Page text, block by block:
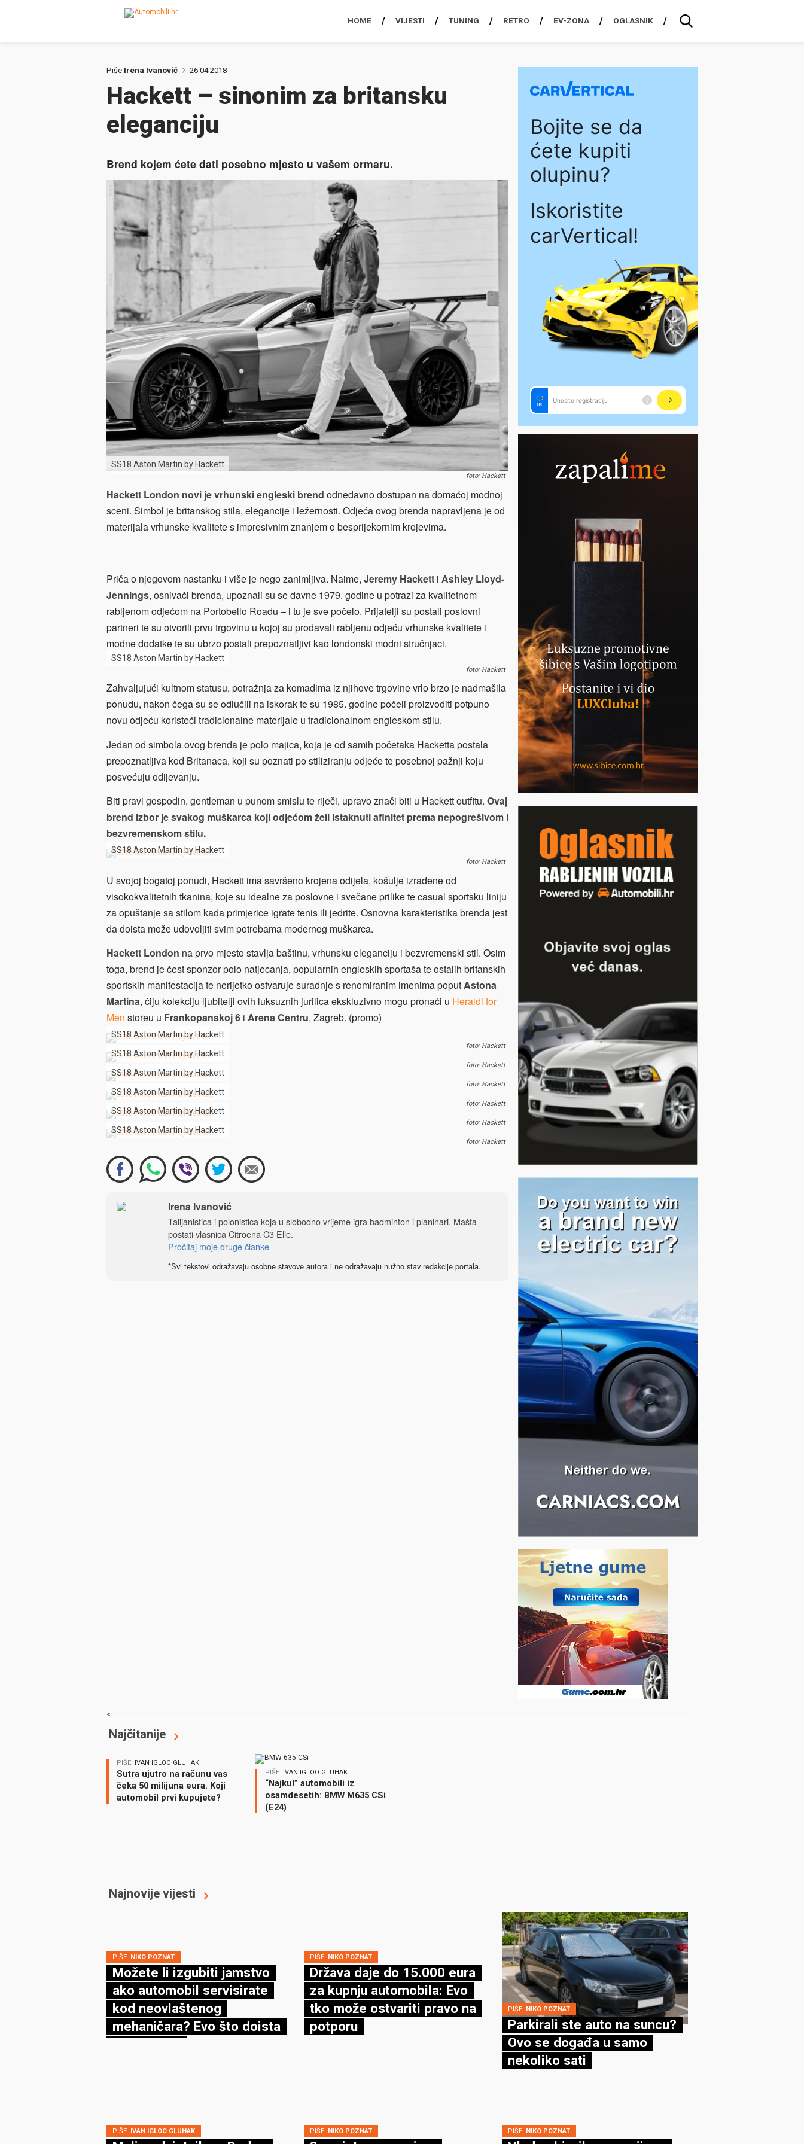
HOME VIJESTI TUNING RETRO EV-ZONA OGLASNIK
Piše Irena Ivanović 26.04.2018
Hackett – sinonim za britansku
eleganciju
Brend kojem ćete dati posebno mjesto u vašem ormaru.
SS18 Aston Martin by Hackett
foto: Hackett
Hackett London novi je vrhunski engleski brend odnedavno dostupan na domaćoj modnoj
sceni. Simbol je britanskog stila, elegancije i ležernosti. Odjeća ovog brenda napravljena je od
materijala vrhunske kvalitete s impresivnim znanjem o besprijekornim krojevima.
Priča o njegovom nastanku i više je nego zanimljiva. Naime, Jeremy Hackett i Ashley Lloyd-
Jennings, osnivači brenda, upoznali su se davne 1979. godine u potrazi za kvalitetnom
rabljenom odjećom na Portobello Roadu – i tu je sve počelo. Prijatelji su postali poslovni
partneri te su otvorili prvu trgovinu u kojoj su prodavali rabljenu odjeću vrhunske kvalitete i
modne dodatke te su ubrzo postali prepoznatljivi kao londonski modni stručnjaci.
SS18 Aston Martin by Hackett
foto: Hackett
Zahvaljujući kultnom statusu, potražnja za komadima iz njihove trgovine vrlo brzo je nadmašila
ponudu, nakon čega su se odlučili na iskorak te su 1985. godine počeli proizvoditi potpuno
novu odjeću koristeći tradicionalne materijale u tradicionalnom engleskom stilu.
Jedan od simbola ovog brenda je polo majica, koja je od samih početaka Hacketta postala
prepoznatljiva kod Britanaca, koji su poznati po stiliziranju odjeće te posebnoj pažnji koju
posvećuju odijevanju.
Biti pravi gospodin, gentleman u punom smislu te riječi, upravo znači biti u Hackett outfitu. Ovaj
brend izbor je svakog muškarca koji odjećom želi istaknuti afinitet prema nepogrešivom i
bezvremenskom stilu.
SS18 Aston Martin by Hackett
foto: Hackett
U svojoj bogatoj ponudi, Hackett ima savršeno krojena odijela, košulje izrađene od
visokokvalitetnih tkanina, koje su idealne za poslovne i svečane prilike te casual sportsku liniju
za opuštanje sa stilom kada primjerice igrate tenis ili jedrite. Osnovna karakteristika brenda jest
da doista može udovoljiti svim potrebama modernog muškarca.
Hackett London na prvo mjesto stavlja baštinu, vrhunsku eleganciju i bezvremenski stil. Osim
toga, brend je čest sponzor polo natjecanja, popularnih engleskih sportaša te ostalih britanskih
sportskih manifestacija te nerijetko ostvaruje suradnje s renomiranim imenima poputAstona
Martina, čiju kolekciju ljubitelji ovih luksuznih jurilica ekskluzivno mogu pronaći u Heraldi for
Men storeu u Frankopanskoj 6 i Arena Centru, Zagreb. (promo)
SS18 Aston Martin by Hackett
foto: Hackett
SS18 Aston Martin by Hackett
foto: Hackett
SS18 Aston Martin by Hackett
foto: Hackett
SS18 Aston Martin by Hackett
foto: Hackett
SS18 Aston Martin by Hackett
foto: Hackett
SS18 Aston Martin by Hackett
foto: Hackett
Irena Ivanović
Talijanistica i polonistica koja u slobodno vrijeme igra badminton i planinari. Mašta
postati vlasnica Citroena C3 Elle.
Pročitaj moje druge članke
*Svi tekstovi odražavaju osobne stavove autora i ne odražavaju nužno stav redakcije portala.
<
Najčitanije
PIŠE: IVAN IGLOO GLUHAK
Sutra ujutro na računu vas
čeka 50 milijuna eura. Koji
automobil prvi kupujete?
PIŠE: IVAN IGLOO GLUHAK
“Najkul” automobili iz
osamdesetih: BMW M635 CSi
(E24)
Najnovije vijesti
PIŠE: NIKO POZNAT
Možete li izgubiti jamstvo
ako automobil servisirate
kod neovlaštenog
mehaničara? Evo što doista
PIŠE: NIKO POZNAT
Država daje do 15.000 eura
za kupnju automobila: Evo
tko može ostvariti pravo na
potporu
PIŠE: NIKO POZNAT
Parkirali ste auto na suncu?
Ovo se događa u samo
nekoliko sati
PIŠE: IVAN IGLOO GLUHAK PIŠE: NIKO POZNAT PIŠE: NIKO POZNAT